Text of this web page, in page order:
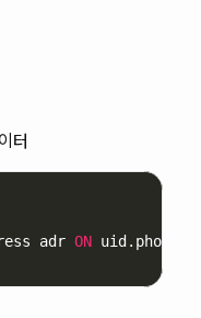
터
adr ON uid . phone